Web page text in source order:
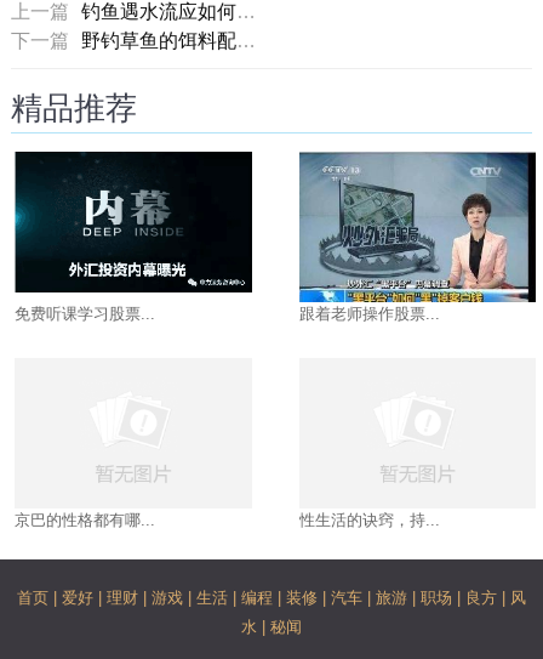
上一篇
钓鱼遇水流应如何调漂？
下一篇
野钓草鱼的饵料配方和装备技巧
精品推荐
免费听课学习股票... 跟着老师操作股票...
京巴的性格都有哪... 性生活的诀窍，持...
首页 | 爱好 | 理财 | 游戏 | 生活 | 编程 | 装修 | 汽车 | 旅游 | 职场 | 良方 | 风
水 | 秘闻